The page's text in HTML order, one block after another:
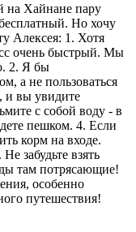
на Хайнане пару
Но хочу
Алексея: 1. Хотя
очень быстрый. Мы
2. Я бы
а не пользоваться
и вы увидите
с собой воду - в
пешком. 4. Если
корм на входе.
забудьте взять
там потрясающие!
особенно
путешествия!